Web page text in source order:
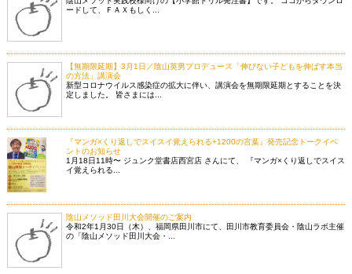
ードして、ＦＡＸもしく...
【無期限延期】3月1日／陰山英男プロデュース「伸びない子どもを伸ばす本当
の方法」講演会
新型コロナウイルス感染症の拡大に伴い、講演会を無期限延期とすることを決
定しました。 皆さまには...
『マンガ×くり返しでスイスイ覚えられる+1200の言葉』発売記念トークイベ
ントのお知らせ
1月18日11時〜 ジュンク堂書店西宮店 さんにて、 『マンガ×くり返しでスイス
イ覚えられる...
陰山メソッド田川大会開催のご案内
令和2年1月30日（木）、福岡県田川市にて、田川市教育委員会・陰山ラボ主催
の「陰山メソッド田川大会・...